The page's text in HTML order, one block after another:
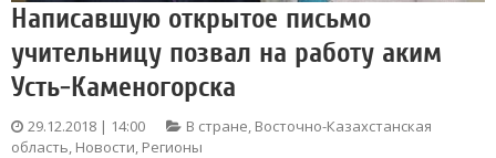
Написавшую открытое письмо
учительницу позвал на работу аким
Усть-Каменогорска
29.12.2018 | 14:00 В стране, Восточно-Казахстанская
область, Новости, Регионы